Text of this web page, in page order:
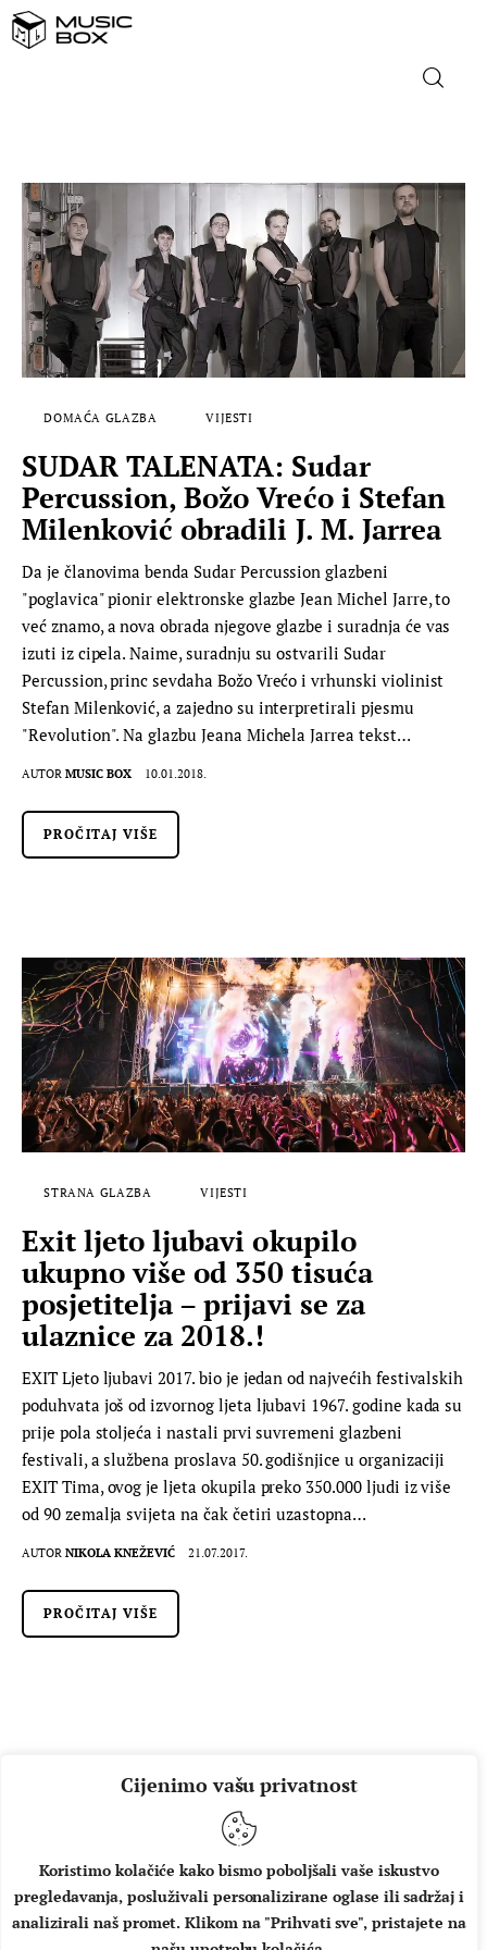
Cijenimo vašu privatnost
Koristimo kolačiće kako bismo poboljšali vaše iskustvo
pregledavanja, posluživali personalizirane oglase ili sadržaj i
analizirali naš promet. Klikom na "Prihvati sve", pristajete na
DOMAĆA GLAZBA
STRANA GLAZBA
FILM
MUSIC BOX
DOMAĆA GLAZBA VIJESTI
SUDAR TALENATA: Sudar
Percussion, Božo Vrećo i Stefan
Milenković obradili J. M. Jarrea
Da je članovima benda Sudar Percussion glazbeni
"poglavica" pionir elektronske glazbe Jean Michel Jarre, to
već znamo, a nova obrada njegove glazbe i suradnja će vas
izuti iz cipela. Naime, suradnju su ostvarili Sudar
Percussion, princ sevdaha Božo Vrećo i vrhunski violinist
Stefan Milenković, a zajedno su interpretirali pjesmu
"Revolution". Na glazbu Jeana Michela Jarrea tekst…
AUTOR MUSIC BOX 10.01.2018.
PROČITAJ VIŠE
STRANA GLAZBA VIJESTI
Exit ljeto ljubavi okupilo
ukupno više od 350 tisuća
posjetitelja – prijavi se za
ulaznice za 2018.!
EXIT Ljeto ljubavi 2017. bio je jedan od najvećih festivalskih
poduhvata još od izvornog ljeta ljubavi 1967. godine kada su
prije pola stoljeća i nastali prvi suvremeni glazbeni
festivali, a službena proslava 50. godišnjice u organizaciji
EXIT Tima, ovog je ljeta okupila preko 350.000 ljudi iz više
od 90 zemalja svijeta na čak četiri uzastopna…
AUTOR NIKOLA KNEŽEVIĆ 21.07.2017.
PROČITAJ VIŠE
O NAMA IMPRESSUM UVJETI KORIŠTENJA